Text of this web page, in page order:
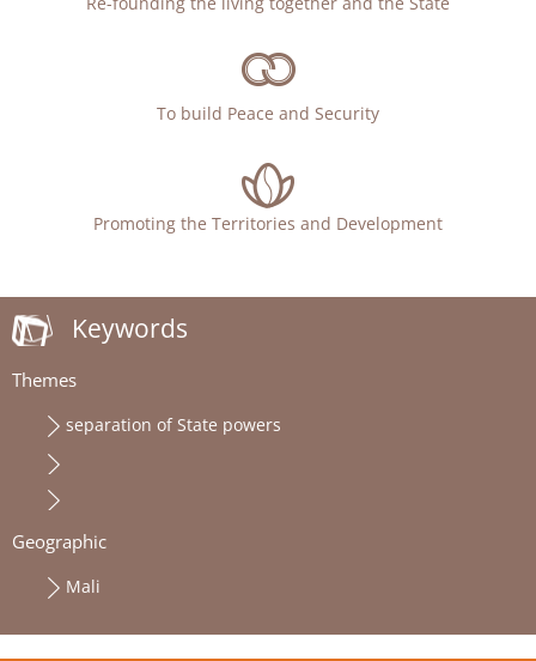
To build Peace and Security
Promoting the Territories and Development
Keywords
Themes
separation of State powers
Geographic
Mali